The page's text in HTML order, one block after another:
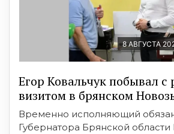
8 АВГУСТА
Егор Ковальчук побывал с
визитом в брянском
Временно исполняющий
Губернатора Брянской области